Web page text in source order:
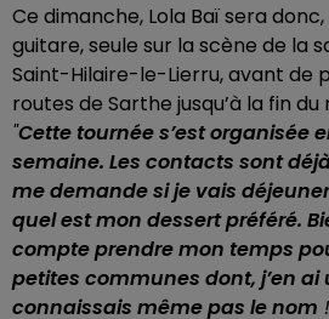
Ce dimanche, Lola Baï sera
guitare, seule sur la scène de la
Saint-Hilaire-le-Lierru, avant de
routes de Sarthe jusqu’à la fin du
"Cette tournée s’est organisée
semaine. Les contacts sont
me demande si je vais
quel est mon dessert préféré.
compte prendre mon temps
petites communes dont, j’en ai
connaissais même pas le nom